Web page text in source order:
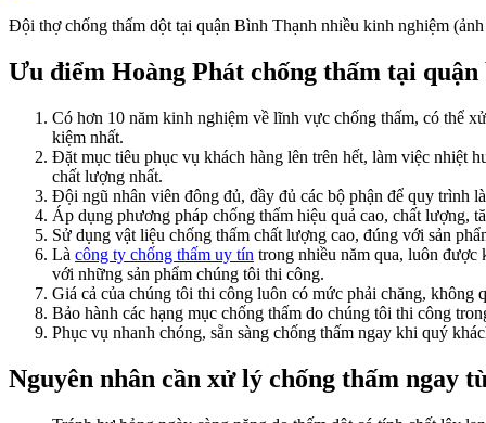
Đội thợ chống thấm dột tại quận Bình Thạnh nhiều kinh nghiệm
Ưu điểm Hoàng Phát chống thấm tại
Có hơn 10 năm kinh nghiệm về lĩnh vực chống thấm, có thể
kiệm nhất.
Đặt mục tiêu phục vụ khách hàng lên trên hết, làm việc nhiệt
chất lượng nhất.
Đội ngũ nhân viên đông đủ, đầy đủ các bộ phận để quy trình
Áp dụng phương pháp chống thấm hiệu quả cao, chất lượng,
Sử dụng vật liệu chống thấm chất lượng cao, đúng với sản
Là công ty chống thấm uy tín trong nhiều năm qua, luôn được
với những sản phẩm chúng tôi thi công.
Giá cả của chúng tôi thi công luôn có mức phải chăng, không
Bảo hành các hạng mục chống thấm do chúng tôi thi công
Phục vụ nhanh chóng, sẵn sàng chống thấm ngay khi quý
Nguyên nhân cần xử lý chống thấm ngay